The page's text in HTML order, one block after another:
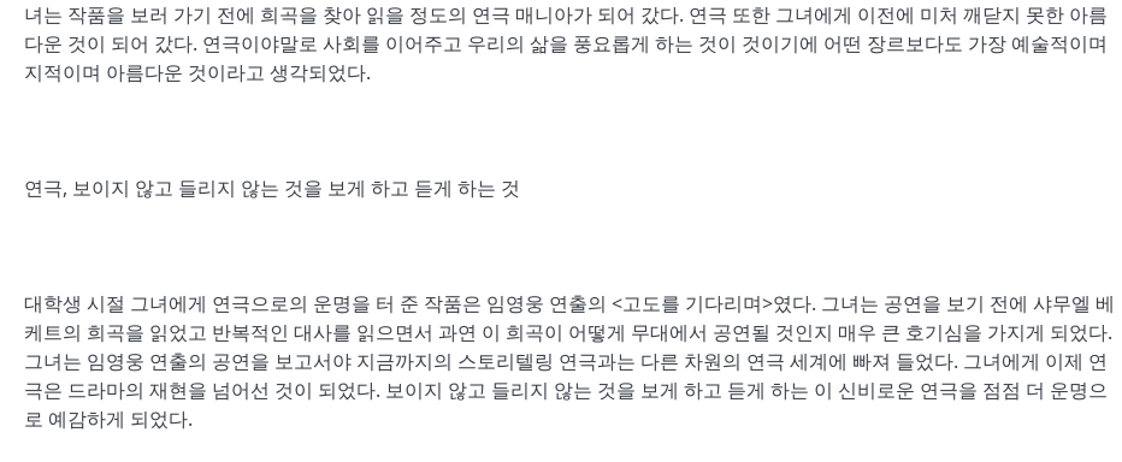
녀는 작품을 보러 가기 전에 희곡을 찾아 읽을 정도의 연극 매니아가 되어 갔다. 연극 또한 그녀에게 이전에 미처 깨닫지 못한 아름
다운 것이 되어 갔다. 연극이야말로 사회를 이어주고 우리의 삶을 풍요롭게 하는 것이 것이기에 어떤 장르보다도 가장 예술적이며
지적이며 아름다운 것이라고 생각되었다.
연극, 보이지 않고 들리지 않는 것을 보게 하고 듣게 하는 것
대학생 시절 그녀에게 연극으로의 운명을 터 준 작품은 임영웅 연출의 <고도를 기다리며>였다. 그녀는 공연을 보기 전에 샤무엘 베
케트의 희곡을 읽었고 반복적인 대사를 읽으면서 과연 이 희곡이 어떻게 무대에서 공연될 것인지 매우 큰 호기심을 가지게 되었다.
그녀는 임영웅 연출의 공연을 보고서야 지금까지의 스토리텔링 연극과는 다른 차원의 연극 세계에 빠져 들었다. 그녀에게 이제 연
극은 드라마의 재현을 넘어선 것이 되었다. 보이지 않고 들리지 않는 것을 보게 하고 듣게 하는 이 신비로운 연극을 점점 더 운명으
로 예감하게 되었다.